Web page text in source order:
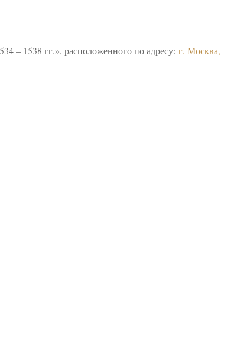
– 1538 гг.», расположенного по адресу: г. Москва,